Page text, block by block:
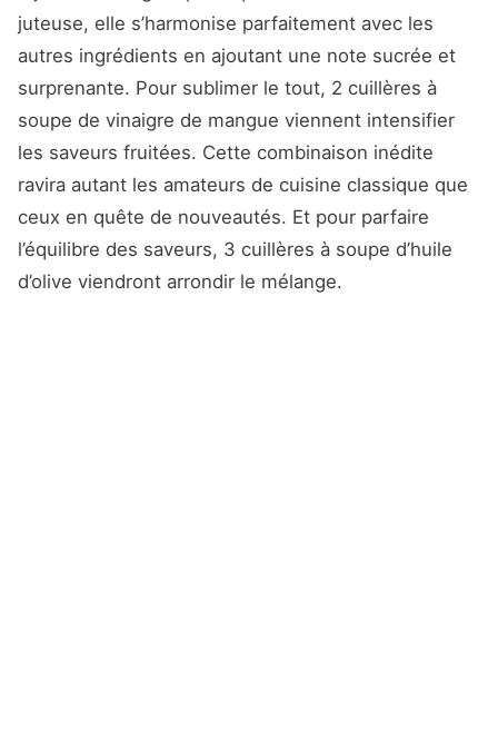
juteuse, elle s’harmonise parfaitement avec les
autres ingrédients en ajoutant une note sucrée et
surprenante. Pour sublimer le tout, 2 cuillères à
soupe de vinaigre de mangue viennent intensifier
les saveurs fruitées. Cette combinaison inédite
ravira autant les amateurs de cuisine classique que
ceux en quête de nouveautés. Et pour parfaire
l’équilibre des saveurs, 3 cuillères à soupe d’huile
d’olive viendront arrondir le mélange.